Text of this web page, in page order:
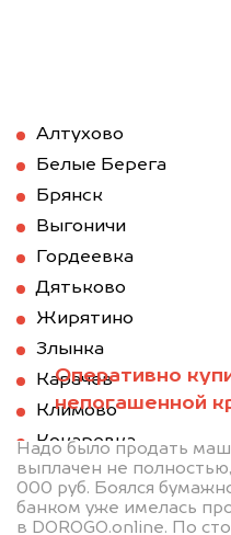
Оперативно
непогашенной
Надо было продать
выплачен не
000 руб. Боялся
банком уже имелась
в DOROGO.online. По
Алтухово
Белые Берега
Брянск
Выгоничи
Гордеевка
Дятьково
Жирятино
Злынка
Карачев
Климово
Кокаревка
Красная Гора
Мглин